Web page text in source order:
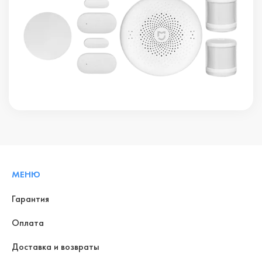
МЕНЮ
Гарантия
Оплата
Доставка и возвраты